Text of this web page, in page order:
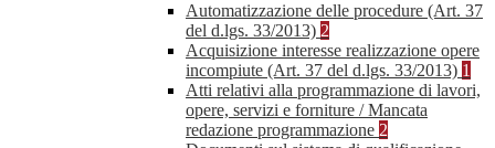
Automatizzazione delle procedure (Art. 37
del d.lgs. 33/2013) 2
Acquisizione interesse realizzazione opere
incompiute (Art. 37 del d.lgs. 33/2013) 1
Atti relativi alla programmazione di lavori,
opere, servizi e forniture / Mancata
redazione programmazione 2